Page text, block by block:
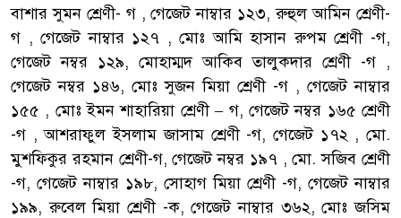
বাশার সুমন শ্রেণী- গ , গেজেট নাম্বার ১২৩, রুহুল আমিন শ্রেণী-
গ , গেজেট নাম্বার ১২৭ , মোঃ আমি হাসান রুপম শ্রেণী -গ,
গেজেট নম্বর ১২৯, মোহাম্মদ আকিব তালুকদার শ্রেণী -গ ,
গেজেট নম্বর ১৪৬, মোঃ সুজন মিয়া শ্রেণী -গ , গেজেট নাম্বার
১৫৫ , মোঃ ইমন শাহারিয়া শ্রেণী – গ, গেজেট নম্বর ১৬৫ শ্রেণী
-গ , আশরাফুল ইসলাম জাসাম শ্রেণী -গ, গেজেট ১৭২ , মো.
মুশফিকুর রহমান শ্রেণী-গ, গেজেট নম্বর ১৯৭ , মো. সজিব শ্রেণী
-গ, গেজেট নাম্বার ১৯৮, সোহাগ মিয়া শ্রেণী -গ, গেজেট নাম্বার
১৯৯, রুবেল মিয়া শ্রেণী -ক, গেজেট নাম্বার ৩৬২, মোঃ জসিম